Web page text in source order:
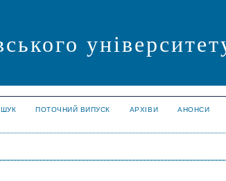
ПОТОЧНИЙ ВИПУСК АРХІВИ АНОНСИ